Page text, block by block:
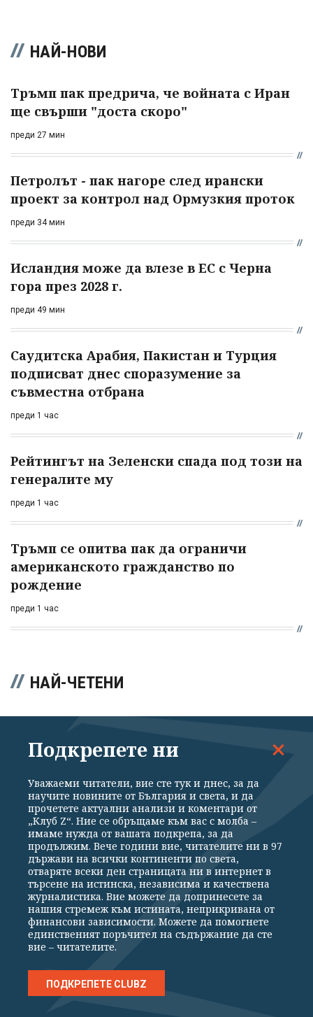
НАЙ-НОВИ
Тръмп пак предрича, че войната с Иран
ще свърши "доста скоро"
преди 27 мин
Петролът - пак нагоре след ирански
проект за контрол над Ормузкия проток
преди 34 мин
Исландия може да влезе в ЕС с Черна
гора през 2028 г.
преди 49 мин
Саудитска Арабия, Пакистан и Турция
подписват днес споразумение за
съвместна отбрана
преди 1 час
Рейтингът на Зеленски спада под този на
генералите му
преди 1 час
Тръмп се опитва пак да ограничи
американското гражданство по
рождение
преди 1 час
НАЙ-ЧЕТЕНИ
граждански полет
Не знам ядките, поръчани от
парламента, за кого са, но предполагам
са за семейство Баневи
06.08.2026
С разбит череп, черен и бял дроб...
Всички обвиняеми за убийството на
Младежкия хълм са непълнолетни
(ОБНОВЕНА)
06.08.2026
Подкрепете ни
Уважаеми читатели, вие сте тук и днес, за да
научите новините от България и света, и да
прочетете актуални анализи и коментари от
„Клуб Z“. Ние се обръщаме към вас с молба –
имаме нужда от вашата подкрепа, за да
продължим. Вече години вие, читателите ни в 97
държави на всички континенти по света,
отваряте всеки ден страницата ни в интернет в
търсене на истинска, независима и качествена
журналистика. Вие можете да допринесете за
нашия стремеж към истината, неприкривана от
финансови зависимости. Можете да помогнете
единственият поръчител на съдържание да сте
вие – читателите.
ПОДКРЕПЕТЕ CLUBZ